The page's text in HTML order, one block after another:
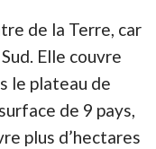
de la Terre, car
Elle couvre
le plateau de
de 9 pays,
plus d’hectares